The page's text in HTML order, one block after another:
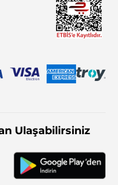
Ulaşabilirsiniz